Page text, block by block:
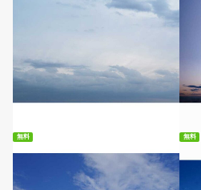
無料 無料